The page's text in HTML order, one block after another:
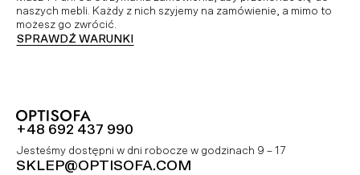
naszych mebli. Każdy z nich szyjemy na zamówienie, a mimo to
możesz go zwrócić.
SPRAWDŹ WARUNKI
+48 692 437 990
Jesteśmy dostępni w dni robocze w godzinach 9 – 17
SKLEP@OPTISOFA.COM